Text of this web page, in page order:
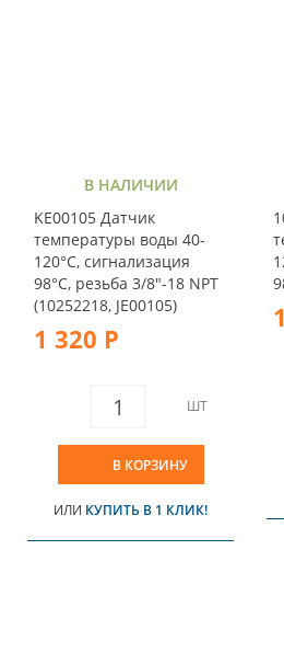
В НАЛИЧИИ
KE00105 Датчик
температуры воды 40-
120°С, сигнализация
98°С, резьба 3/8"-18 NPT
(10252218, JE00105)
1 320 Р
ШТ
В КОРЗИНУ
ИЛИ КУПИТЬ В 1 КЛИК!